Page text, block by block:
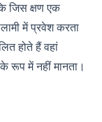
जिस क्षण एक
में प्रवेश करता
होते हैं वहां
रूप में नहीं मानता।